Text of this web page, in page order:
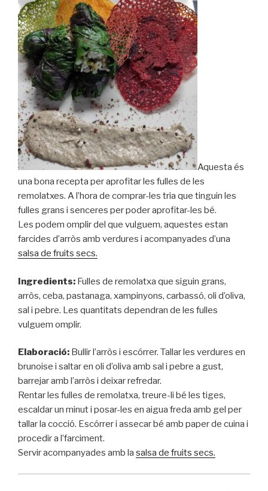
Aquesta és
una bona recepta per aprofitar les fulles de les
remolatxes. A l’hora de comprar-les tria que tinguin les
fulles grans i senceres per poder aprofitar-les bé.
Les podem omplir del que vulguem, aquestes estan
farcides d’arròs amb verdures i acompanyades d’una
salsa de fruits secs.
Ingredients: Fulles de remolatxa que siguin grans,
arròs, ceba, pastanaga, xampinyons, carbassó, oli d’oliva,
sal i pebre. Les quantitats dependran de les fulles
vulguem omplir.
Elaboració: Bullir l’arròs i escórrer. Tallar les verdures en
brunoise i saltar en oli d’oliva amb sal i pebre a gust,
barrejar amb l’arròs i deixar refredar.
Rentar les fulles de remolatxa, treure-li bé les tiges,
escaldar un minut i posar-les en aigua freda amb gel per
tallar la cocció. Escórrer i assecar bé amb paper de cuina i
procedir a l’farciment.
Servir acompanyades amb la salsa de fruits secs.